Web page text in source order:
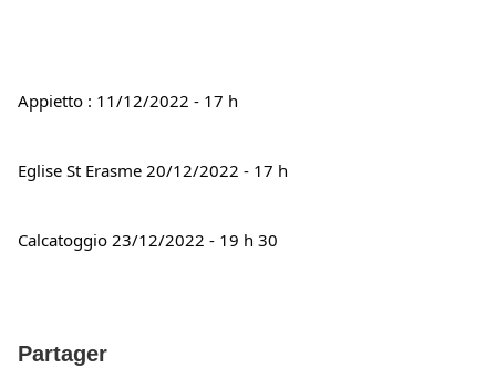
Appietto : 11/12/2022 - 17 h
Eglise St Erasme 20/12/2022 - 17 h
Calcatoggio 23/12/2022 - 19 h 30
Partager